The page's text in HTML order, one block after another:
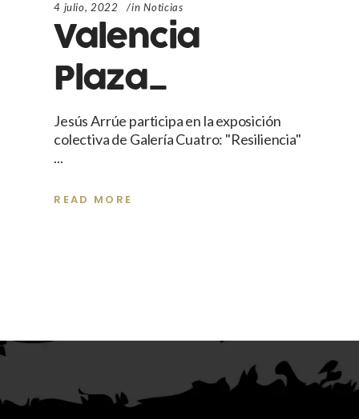
4 julio, 2022 in Noticias
Valencia
Plaza_
Jesús Arrúe participa en la exposición
colectiva de Galería Cuatro: "Resiliencia"
READ MORE